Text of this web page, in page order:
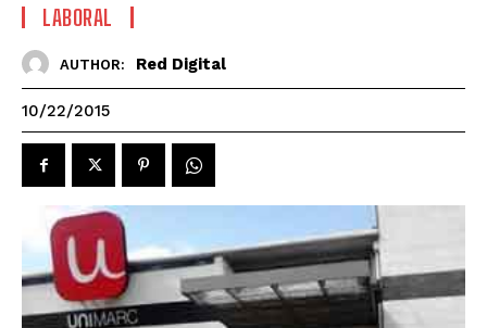
LABORAL
AUTHOR: Red Digital
10/22/2015